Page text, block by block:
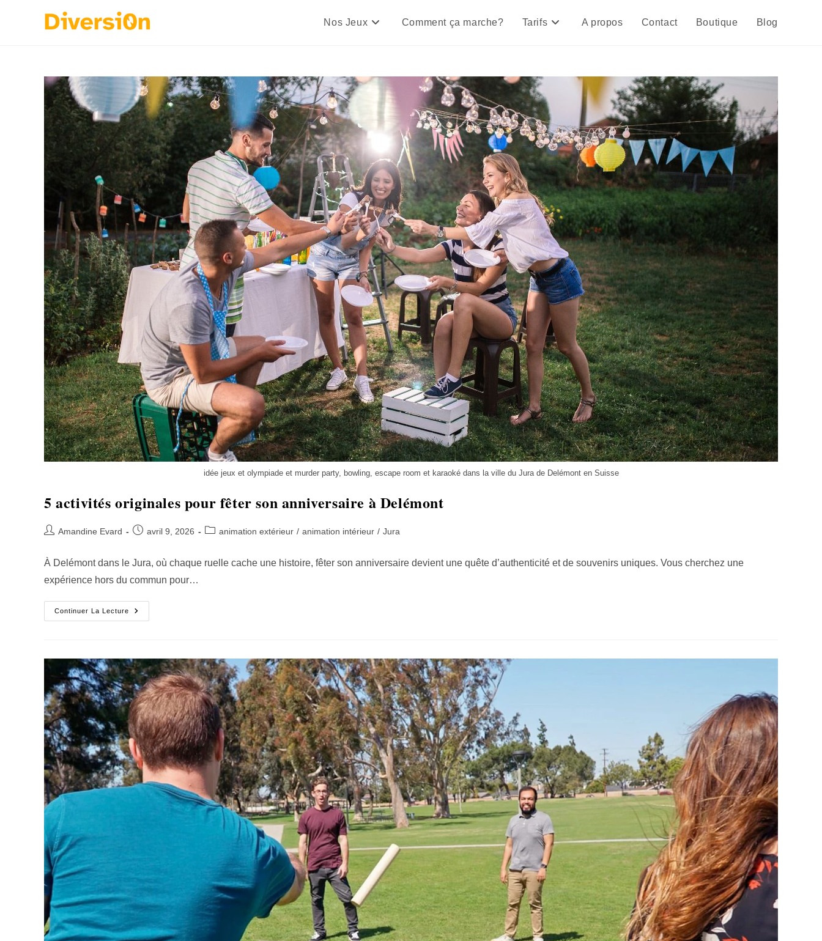
Nos Jeux Comment ça marche? Tarifs A propos Contact Boutique Blog
idée jeux et olympiade et murder party, bowling, escape room et karaoké dans la ville du Jura de Delémont en Suisse
5 activités originales pour fêter son anniversaire à Delémont
Amandine Evard avril 9, 2026 animation extérieur / animation intérieur / Jura
À Delémont dans le Jura, où chaque ruelle cache une histoire, fêter son anniversaire devient une quête d’authenticité et de souvenirs uniques. Vous cherchez une
expérience hors du commun pour…
Continuer La Lecture